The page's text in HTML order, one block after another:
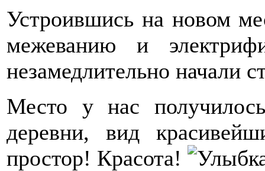
Устроившись на новом
межеванию и
незамедлительно начали
Место у нас
деревни, вид
простор! Красота!